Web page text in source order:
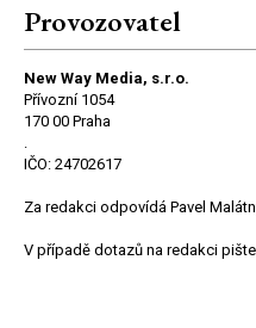
Provozovatel
New Way Media, s.r.o.
Přívozní 1054
170 00 Praha
IČO: 24702617
Za redakci odpovídá Pavel
V případě dotazů na redakci